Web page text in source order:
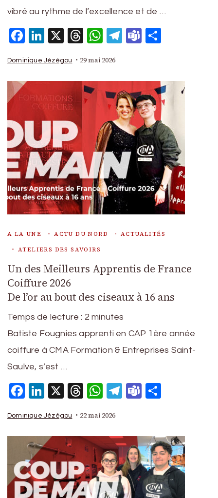
vibré au rythme de l’excellence et de …
Facebook
LinkedIn
X Threads
WhatsApp
Telegram
Teams
Dominique Jézégou 29 mai 2026
A LA UNE ACTU DU NORD
ACTUALITÉS
ATELIERS DES SAVOIRS
Un des Meilleurs Apprentis de France
Coiffure 2026
De l’or au bout des ciseaux à 16 ans
Temps de lecture : 2 minutes
Batiste Fougnies apprenti en CAP 1ère année
coiffure à CMA Formation & Entreprises Saint-
Saulve, s’est …
Facebook
LinkedIn
X Threads
WhatsApp
Telegram
Teams
Dominique Jézégou 22 mai 2026